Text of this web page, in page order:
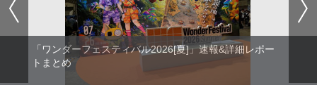
「ワンダーフェスティバル2026[夏]」速報&詳細レポー
トまとめ